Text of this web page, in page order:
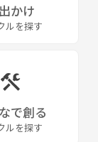
かけ
ルを探す
で創る
ルを探す